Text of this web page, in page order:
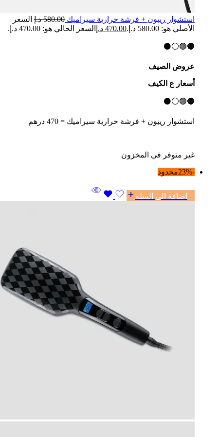
استشوار ريبون + فرشة حرارية سيراميك 580.00 د.إ السعر
الأصلي هو: 580.00 د.إ.
470.00 د.إ السعر الحالي هو: 470.00 د.إ.
🔴🟢⚪⚫
عروض الصيف
أسعار ع الكيف
🔴🟢⚪⚫
استشوار ريبون + فرشة حرارية سيراميك = 470 درهم
غير متوفر في المخزون
-23% محدود
اضافة الى السلة